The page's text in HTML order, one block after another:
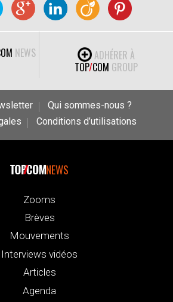
NEWS
ADHÉRER À
TOP/COM GROUP
Qui sommes-nous ?
Conditions d’utilisations
NEWS
Zooms
Brèves
Mouvements
Interviews vidéos
Articles
Agenda